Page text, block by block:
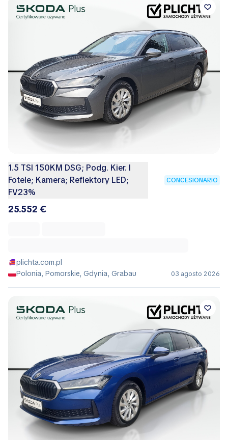
1.5 TSI 150KM DSG; Podg. Kier. I
Fotele; Kamera; Reflektory LED;
FV23%
CONCESIONARIO
25.552 €
plichta.com.pl
Polonia, Pomorskie, Gdynia, Grabau
03 agosto 2026